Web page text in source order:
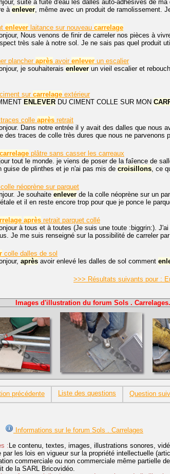
suite à fuite d'eau les dalles auto-adhésives de
à enlever, même avec un produit de ramolissement.
enlever laitance sur nouveau carrelage
Nous venons de finir de carreler nos pièces à
très sale à notre sol. Je ne sais pas quel produit
plancher après avoir enlever un escalier
je souhaiterais enlever un vieil escalier et
ciment sur carrelage extérieur
ENLEVER DU CIMENT COLLE SUR MON
traces colle après retrait
Dans notre entrée il y avait des dalles que nous
des traces de colle très dures que nous ne parvenons
carrelage plâtre sans casser les carreaux
tout le monde. je viens de poser de la faîence de
guise de plinthes et je n'ai pas mis de croisillons, ce
colle néoprène sur parquet
Je souhaite enlever de la colle néoprène sur un
et il en reste encore trop pour que je ponce le
après retrait parquet collé
à tous et à toutes (Je suis une toute :biggrin:).
Je me suis renseigné sur la possibilité de carreler
colle dalles de sol
après avoir enlevé les dalles de sol comment
>>> Résultats suivants pour :
Images d'illustration du forum Sols .
précédente Liste des questions Question
Informations sur le forum Sols . Carrelages
: Le contenu, textes, images, illustrations sonores,
les lois en vigueur sur la propriété intellectuelle
commerciale ou non commerciale même partielle
de la SARL Bricovidéo.